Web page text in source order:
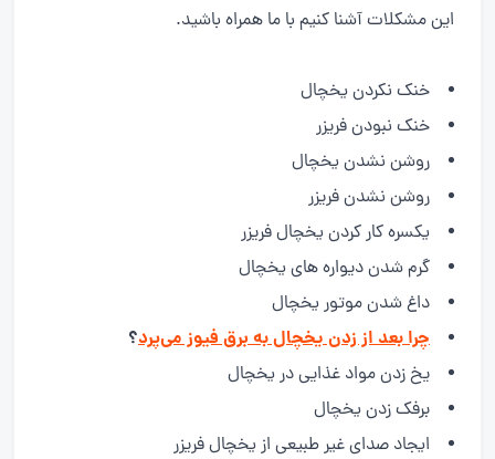
این مشکلات آشنا کنیم با ما همراه باشید.
خنک نکردن یخچال
خنک نبودن فریزر
روشن نشدن یخچال
روشن نشدن فریزر
یکسره کار کردن یخچال فریزر
گرم شدن دیواره های یخچال
داغ شدن موتور یخچال
چرا بعد از زدن یخچال به برق فیوز می‌پرد؟
یخ زدن مواد غذایی در یخچال
برفک زدن یخچال
ایجاد صدای غیر طبیعی از یخچال فریزر